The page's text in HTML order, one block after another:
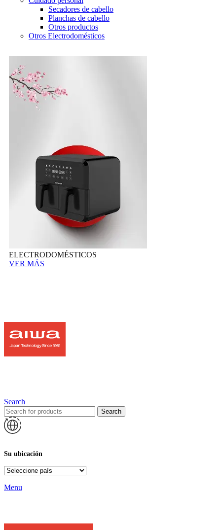
Secadores de cabello
Planchas de cabello
Otros productos
Otros Electrodomésticos
ELECTRODOMÉSTICOS
VER MÁS
Search
Search
Su ubicación
Menu